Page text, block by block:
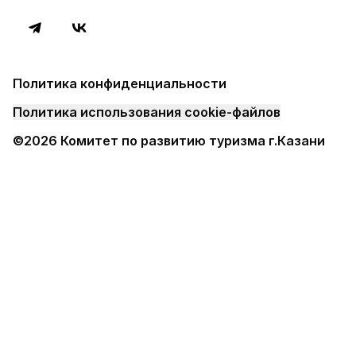
Политика конфиденциальности
Политика использования cookie-файлов
©2026 Комитет по развитию туризма г.Казани